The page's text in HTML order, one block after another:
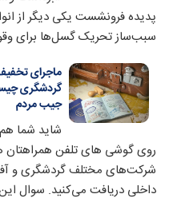
پدیده فرونشست یکی دیگر از
سبب‌ساز تحریک گسل‌ها برای
ماجرای
گردشگری
جیب مردم
شاید شما هم
روی گوشی های تلفن همراهتان
شرکت‌های مختلف گردشگری و
داخلی دریافت می‌کنید. سوال